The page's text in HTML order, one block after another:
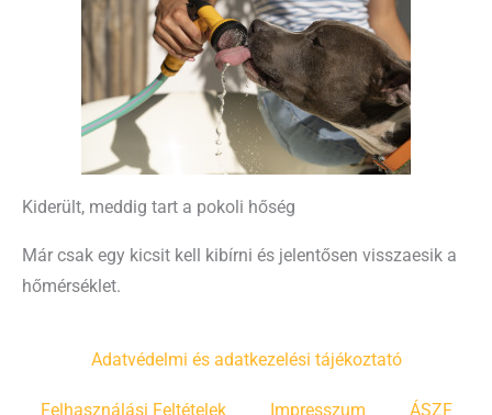
Kiderült, meddig tart a pokoli hőség
Már csak egy kicsit kell kibírni és jelentősen visszaesik a
hőmérséklet.
Adatvédelmi és adatkezelési tájékoztató
Felhasználási Feltételek Impresszum ÁSZF